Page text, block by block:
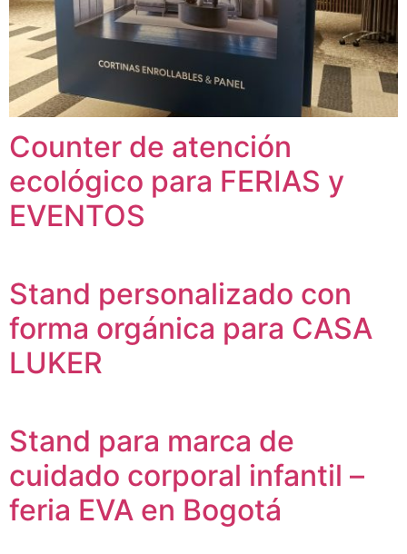
Counter de atención
ecológico para FERIAS y
EVENTOS
Stand personalizado con
forma orgánica para CASA
LUKER
Stand para marca de
cuidado corporal infantil –
feria EVA en Bogotá